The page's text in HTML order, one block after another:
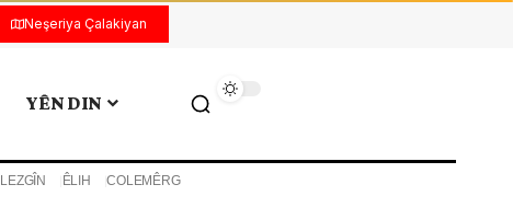
Neşeriya Çalakiyan
YÊN DIN
LEZGÎN ÊLIH COLEMÊRG